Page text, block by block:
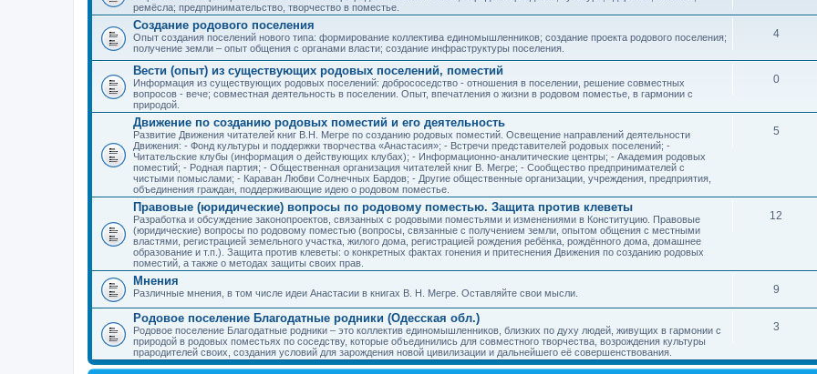
ремёсла; предпринимательство, творчество в поместье.
Создание родового поселения
Опыт создания поселений нового типа: формирование коллектива единомышленников; создание проекта родового поселения;
получение земли – опыт общения с органами власти; создание инфраструктуры поселения.
4
Вести (опыт) из существующих родовых поселений, поместий
Информация из существующих родовых поселений: добрососедство - отношения в поселении, решение совместных
вопросов - вече; совместная деятельность в поселении. Опыт, впечатления о жизни в родовом поместье, в гармонии с
природой.
0
Движение по созданию родовых поместий и его деятельность
Развитие Движения читателей книг В.Н. Мегре по созданию родовых поместий. Освещение направлений деятельности
Движения: - Фонд культуры и поддержки творчества «Анастасия»; - Встречи представителей родовых поселений; -
Читательские клубы (информация о действующих клубах); - Информационно-аналитические центры; - Академия родовых
поместий; - Родная партия; - Общественная организация читателей книг В. Мегре; - Сообщество предпринимателей с
чистыми помыслами; - Караван Любви Солнечных Бардов; - Другие общественные организации, учреждения, предприятия,
объединения граждан, поддерживающие идею о родовом поместье.
5
Правовые (юридические) вопросы по родовому поместью. Защита против клеветы
Разработка и обсуждение законопроектов, связанных с родовыми поместьями и изменениями в Конституцию. Правовые
(юридические) вопросы по родовому поместью (вопросы, связанные с получением земли, опытом общения с местными
властями, регистрацией земельного участка, жилого дома, регистрацией рождения ребёнка, рождённого дома, домашнее
образование и т.п.). Защита против клеветы: о конкретных фактах гонения и притеснения Движения по созданию родовых
поместий, а также о методах защиты своих прав.
12
Мнения
Различные мнения, в том числе идеи Анастасии в книгах В. Н. Мегре. Оставляйте свои мысли. 9
Родовое поселение Благодатные родники (Одесская обл.)
Родовое поселение Благодатные родники – это коллектив единомышленников, близких по духу людей, живущих в гармонии с
природой в родовых поместьях по соседству, которые объединились для совместного творчества, возрождения культуры
прародителей своих, создания условий для зарождения новой цивилизации и дальнейшего её совершенствования.
3